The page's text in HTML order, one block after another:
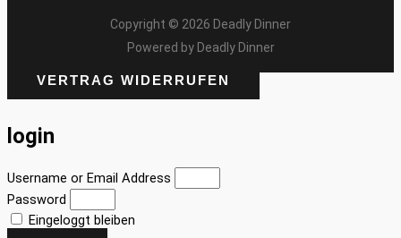
Copyright © 2026 Deadly Dinner
Powered by Deadly Dinner
VERTRAG WIDERRUFEN
login
Username or Email Address
Password
Eingeloggt bleiben